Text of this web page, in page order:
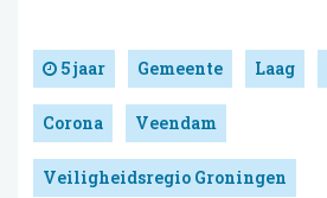
5 jaar Gemeente Laag
Corona Veendam
Veiligheidsregio Groningen